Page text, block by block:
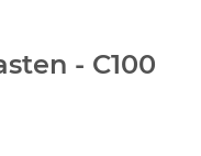
- C100